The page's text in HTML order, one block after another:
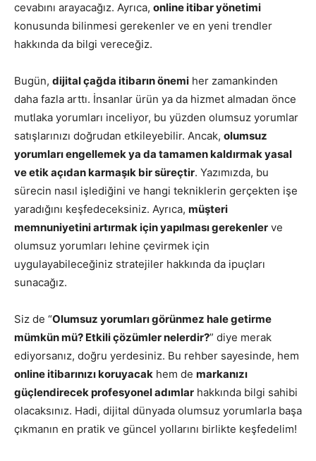
cevabını arayacağız. Ayrıca, online itibar yönetimi
konusunda bilinmesi gerekenler ve en yeni trendler
hakkında da bilgi vereceğiz.
Bugün, dijital çağda itibarın önemi her zamankinden
daha fazla arttı. İnsanlar ürün ya da hizmet almadan önce
mutlaka yorumları inceliyor, bu yüzden olumsuz yorumlar
satışlarınızı doğrudan etkileyebilir. Ancak, olumsuz
yorumları engellemek ya da tamamen kaldırmak yasal
ve etik açıdan karmaşık bir süreçtir. Yazımızda, bu
sürecin nasıl işlediğini ve hangi tekniklerin gerçekten işe
yaradığını keşfedeceksiniz. Ayrıca, müşteri
memnuniyetini artırmak için yapılması gerekenler ve
olumsuz yorumları lehine çevirmek için
uygulayabileceğiniz stratejiler hakkında da ipuçları
sunacağız.
Siz de “Olumsuz yorumları görünmez hale getirme
mümkün mü? Etkili çözümler nelerdir?” diye merak
ediyorsanız, doğru yerdesiniz. Bu rehber sayesinde, hem
online itibarınızı koruyacak hem de markanızı
güçlendirecek profesyonel adımlar hakkında bilgi sahibi
olacaksınız. Hadi, dijital dünyada olumsuz yorumlarla başa
çıkmanın en pratik ve güncel yollarını birlikte keşfedelim!